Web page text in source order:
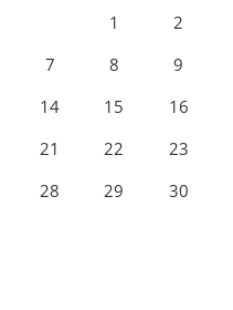
1
2
7 8
9
14 15
16
21 22
23
28 29
30